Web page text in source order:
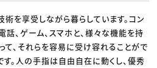
を享受しながら暮らしています。コン
話、ゲーム、スマホと、様々な機能を持
、それらを容易に受け容れることがで
。人の手指は自由自在に動くし、優秀